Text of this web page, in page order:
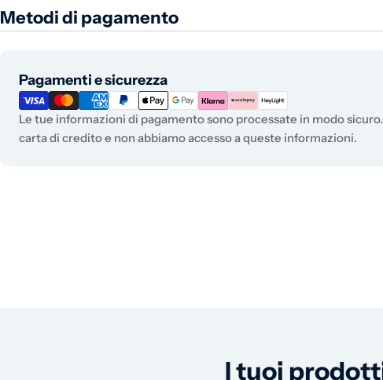
Metodi di pagamento
Pagamenti e sicurezza
Metodi di pagamento
Le tue informazioni di pagamento sono processate in modo
carta di credito e non abbiamo accesso a queste informazioni.
I tuoi